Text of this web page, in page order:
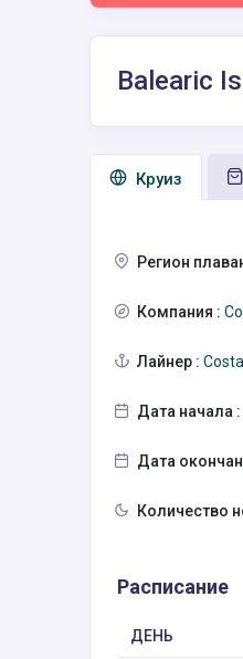
Balearic
Круиз
Регион
Компания :
Лайнер :
Дата начала :
Дата
Количество
Расписание
ДЕНЬ